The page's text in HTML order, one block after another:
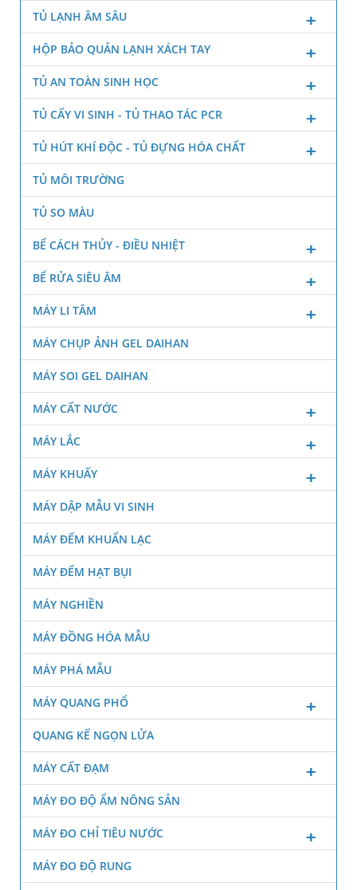
TỦ LẠNH ÂM SÂU
HỘP BẢO QUẢN LẠNH XÁCH TAY
TỦ AN TOÀN SINH HỌC
TỦ CẤY VI SINH - TỦ THAO TÁC PCR
TỦ HÚT KHÍ ĐỘC - TỦ ĐỰNG HÓA CHẤT
TỦ MÔI TRƯỜNG
TỦ SO MÀU
BỂ CÁCH THỦY - ĐIỀU NHIỆT
BỂ RỬA SIÊU ÂM
MÁY LI TÂM
MÁY CHỤP ẢNH GEL DAIHAN
MÁY SOI GEL DAIHAN
MÁY CẤT NƯỚC
MÁY LẮC
MÁY KHUẤY
MÁY DẬP MẪU VI SINH
MÁY ĐẾM KHUẨN LẠC
MÁY ĐẾM HẠT BỤI
MÁY NGHIỀN
MÁY ĐỒNG HÓA MẪU
MÁY PHÁ MẪU
MÁY QUANG PHỔ
QUANG KẾ NGỌN LỬA
MÁY CẤT ĐẠM
MÁY ĐO ĐỘ ẨM NÔNG SẢN
MÁY ĐO CHỈ TIÊU NƯỚC
MÁY ĐO ĐỘ RUNG